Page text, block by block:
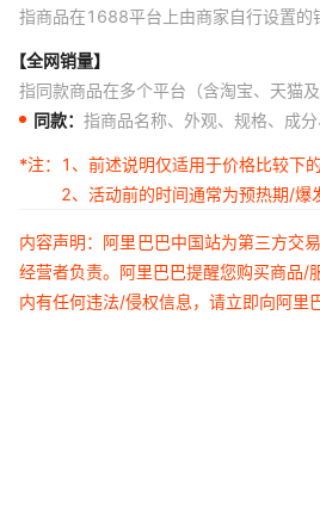
指商品在1688平台上由商家自行设置的
【全网销量】
指同款商品在多个平台（含淘宝、天猫
同款： 指商品名称、外观、规格、成
*注：
1、前述说明仅适用于价格比较下的
2、活动前的时间通常为预热期/爆
内容声明：阿里巴巴中国站为第三方交
经营者负责。阿里巴巴提醒您购买商品/
内有任何违法/侵权信息，请立即向阿里